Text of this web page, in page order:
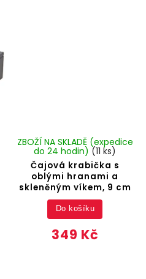
Čajová krabička s
oblými hranami a
skleněným víkem, 9 cm
ZBOŽÍ NA SKLADĚ (expedice
do 24 hodin) (11 ks)
349 Kč
Do košíku